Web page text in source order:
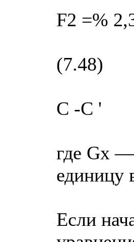
F2 =%
(7.48)
C -C '
где Gx —
единицу
Если